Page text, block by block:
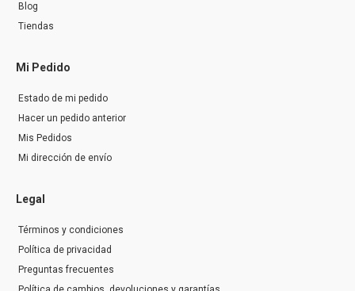
Blog
Tiendas
Mi Pedido
Estado de mi pedido
Hacer un pedido anterior
Mis Pedidos
Mi dirección de envío
Legal
Términos y condiciones
Política de privacidad
Preguntas frecuentes